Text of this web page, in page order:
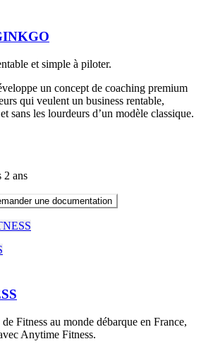
et simple à piloter.
un concept de coaching premium
qui veulent un business rentable,
sans les lourdeurs d’un modèle classique.
2 ans
une documentation
Fitness au monde débarque en France,
Anytime Fitness.